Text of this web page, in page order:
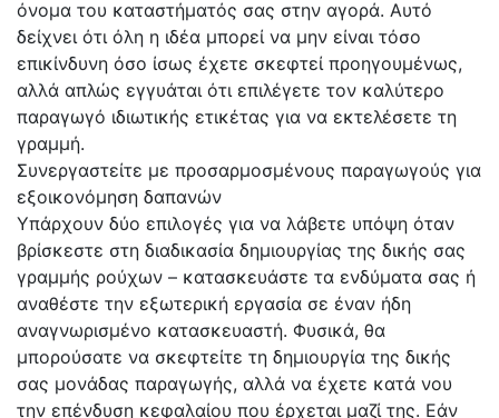
όνομα του καταστήματός σας στην αγορά. Αυτό
δείχνει ότι όλη η ιδέα μπορεί να μην είναι τόσο
επικίνδυνη όσο ίσως έχετε σκεφτεί προηγουμένως,
αλλά απλώς εγγυάται ότι επιλέγετε τον καλύτερο
παραγωγό ιδιωτικής ετικέτας για να εκτελέσετε τη
γραμμή.
Συνεργαστείτε με προσαρμοσμένους παραγωγούς για
εξοικονόμηση δαπανών
Υπάρχουν δύο επιλογές για να λάβετε υπόψη όταν
βρίσκεστε στη διαδικασία δημιουργίας της δικής σας
γραμμής ρούχων – κατασκευάστε τα ενδύματα σας ή
αναθέστε την εξωτερική εργασία σε έναν ήδη
αναγνωρισμένο κατασκευαστή. Φυσικά, θα
μπορούσατε να σκεφτείτε τη δημιουργία της δικής
σας μονάδας παραγωγής, αλλά να έχετε κατά νου
την επένδυση κεφαλαίου που έρχεται μαζί της. Εάν